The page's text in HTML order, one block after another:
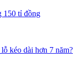
150 tỉ đồng
kéo dài hơn 7 năm?